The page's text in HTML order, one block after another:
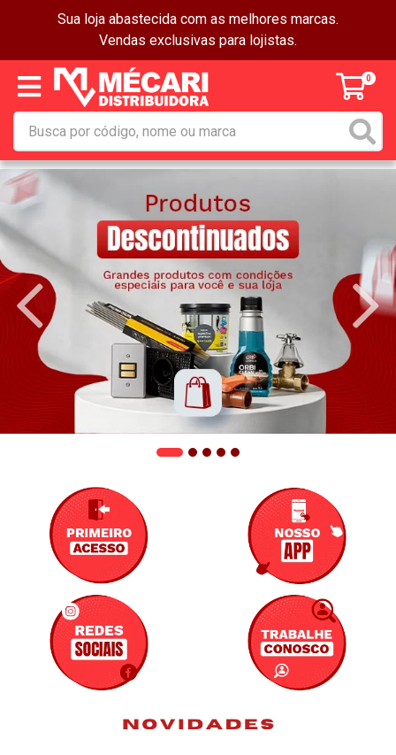
Sua loja abastecida com as melhores marcas.
Vendas exclusivas para lojistas.
0